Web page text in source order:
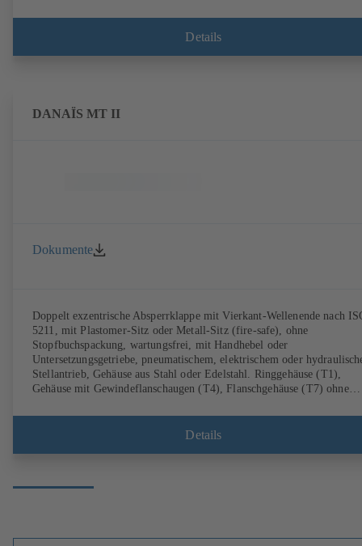
Abflanschen und den Einsatz als Endarmatur mit Gegenflansch.
Anschlüsse nach EN, ASME oder JIS. Fire-safe-Prüfung und -
Details
DANAÏS MT II
Dokumente
Doppelt exzentrische Absperrklappe mit Vierkant-Wellenende nach
5211, mit Plastomer-Sitz oder Metall-Sitz (fire-safe), ohne
Stopfbuchspackung, wartungsfrei, mit Handhebel oder
Untersetzungsgetriebe, pneumatischem, elektrischem oder
Stellantrieb, Gehäuse aus Stahl oder Edelstahl. Ringgehäuse (T1),
Gehäuse mit Gewindeflanschaugen (T4), Flanschgehäuse (T7) ohne
den Einsatz als Endarmatur. Anschlüsse nach EN, ASME oder JIS.
Details